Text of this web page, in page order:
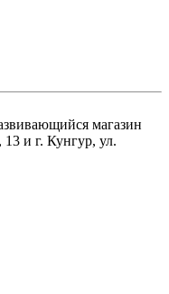
магазин
и г. Кунгур, ул.